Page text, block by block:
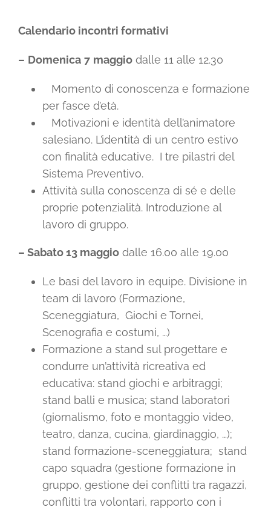
Calendario incontri formativi
– Domenica 7 maggiodalle 11 alle 12.30
Momento di conoscenza e formazione
per fasce d’età.
Motivazioni e identità dell’animatore
salesiano. L’identità di un centro estivo
con finalità educative. I tre pilastri del
Sistema Preventivo.
Attività sulla conoscenza di sé e delle
proprie potenzialità. Introduzione al
lavoro di gruppo.
– Sabato 13 maggiodalle 16.00 alle 19.00
Le basi del lavoro in equipe. Divisione in
team di lavoro (Formazione,
Sceneggiatura, Giochi e Tornei,
Scenografia e costumi, …)
Formazione a stand sul progettare e
condurre un’attività ricreativa ed
educativa: stand giochi e arbitraggi;
stand balli e musica; stand laboratori
(giornalismo, foto e montaggio video,
teatro, danza, cucina, giardinaggio, …);
stand formazione-sceneggiatura; stand
capo squadra (gestione formazione in
gruppo, gestione dei conflitti tra ragazzi,
conflitti tra volontari, rapporto con i